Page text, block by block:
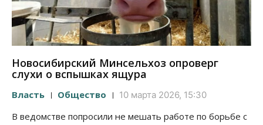
Новосибирский Минсельхоз опроверг
слухи о вспышках ящура
Власть Общество 10 марта 2026, 15:30
В ведомстве попросили не мешать работе по борьбе с